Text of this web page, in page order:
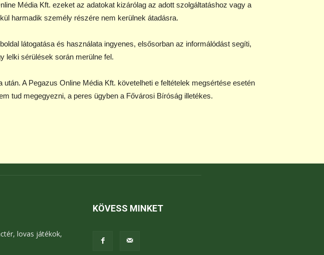
Média Kft. ezeket az adatokat kizárólag az adott szolgáltatáshoz vagy a
harmadik személy részére nem kerülnek átadásra.
látogatása és használata ingyenes, elsősorban az informálódást segíti,
lelki sérülések során merülne fel.
A Pegazus Online Média Kft. követelheti e feltételek megsértése esetén
tud megegyezni, a peres ügyben a Fővárosi Bíróság illetékes.
lovas játékok,
KÖVESS MINKET